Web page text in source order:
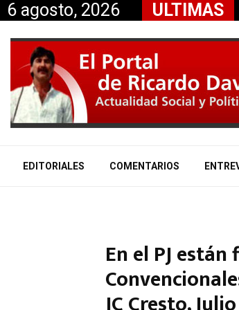
6 agosto, 2026 ULTIMAS
la renuncia…
EDITORIALES COMENTARIOS
En el PJ